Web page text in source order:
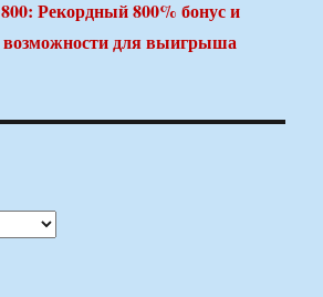
Рекордный 800% бонус и
возможности для выигрыша